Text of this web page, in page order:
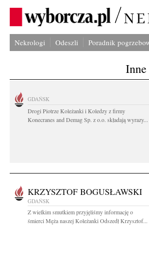
Nekrologi Odeszli Poradnik
GDAŃSK
Drogi Piotrze Koleżanki i Koledzy z firmy
Konecranes and Demag Sp. z o.o. składają wyrazy...
KRZYSZTOF BOGUSŁAWSKI
GDAŃSK
Z wielkim smutkiem przyjęliśmy informację o
śmierci Męża naszej Koleżanki Odszedł Krzysztof...